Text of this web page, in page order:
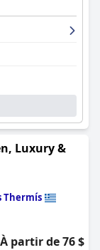
Luxury &
Thermís
À partir de 76 $